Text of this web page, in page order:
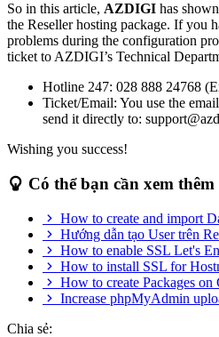
So in this article, AZDIGI has
the Reseller hosting package. If you
problems during the configuration
ticket to AZDIGI’s Technical
Hotline 247: 028 888 24768
Ticket/Email: You use the
send it directly to:
Wishing you success!
Có thể bạn cần xem thêm
How to create and import
Hướng dẫn tạo User trên
How to enable SSL Let's
How to install SSL for
How to create Packages on
Increase phpMyAdmin
Chia sẻ: